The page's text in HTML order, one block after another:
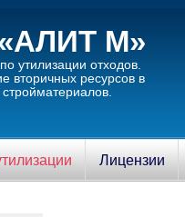
М»
утилизации отходов.
вторичныx ресурсов в
Лицензии